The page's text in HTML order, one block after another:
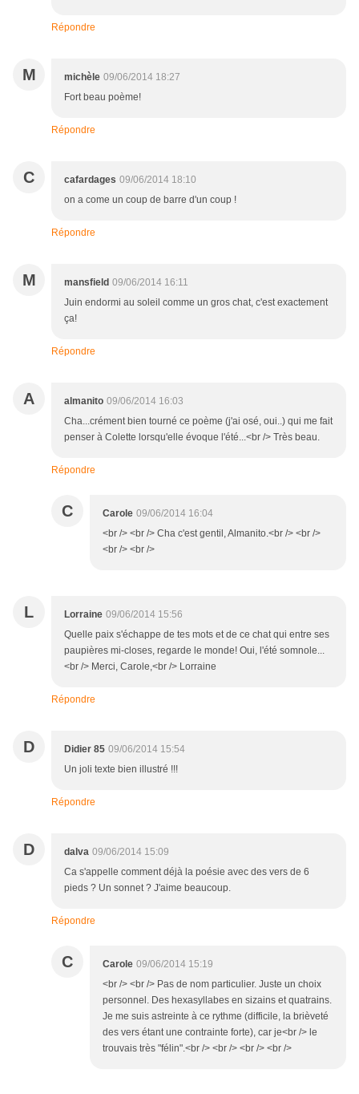
Répondre
M michèle 09/06/2014 18:27
Fort beau poème!
Répondre
C cafardages 09/06/2014 18:10
on a come un coup de barre d'un coup !
Répondre
M mansfield 09/06/2014 16:11
Juin endormi au soleil comme un gros chat, c'est exactement
ça!
Répondre
A almanito 09/06/2014 16:03
Cha...crément bien tourné ce poème (j'ai osé, oui..) qui me fait
penser à Colette lorsqu'elle évoque l'été...<br /> Très beau.
Répondre
C Carole 09/06/2014 16:04
<br /> <br /> Cha c'est gentil, Almanito.<br /> <br />
<br /> <br />
L Lorraine 09/06/2014 15:56
Quelle paix s'échappe de tes mots et de ce chat qui entre ses
paupières mi-closes, regarde le monde! Oui, l'été somnole...
<br /> Merci, Carole,<br /> Lorraine
Répondre
D Didier 85 09/06/2014 15:54
Un joli texte bien illustré !!!
Répondre
D dalva 09/06/2014 15:09
Ca s'appelle comment déjà la poésie avec des vers de 6
pieds ? Un sonnet ? J'aime beaucoup.
Répondre
C Carole 09/06/2014 15:19
<br /> <br /> Pas de nom particulier. Juste un choix
personnel. Des hexasyllabes en sizains et quatrains.
Je me suis astreinte à ce rythme (difficile, la brièveté
des vers étant une contrainte forte), car je<br /> le
trouvais très "félin".<br /> <br /> <br /> <br />